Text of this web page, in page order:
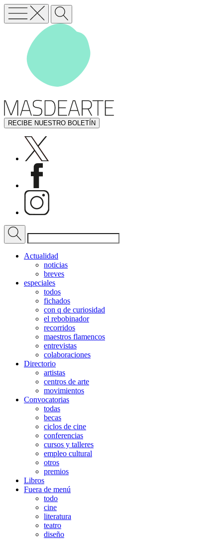
RECIBE NUESTRO BOLETÍN
Actualidad
noticias
breves
especiales
todos
fichados
con q de curiosidad
el rebobinador
recorridos
maestros flamencos
entrevistas
colaboraciones
Directorio
artistas
centros de arte
movimientos
Convocatorias
todas
becas
ciclos de cine
conferencias
cursos y talleres
empleo cultural
otros
premios
Libros
Fuera de menú
todo
cine
literatura
teatro
diseño